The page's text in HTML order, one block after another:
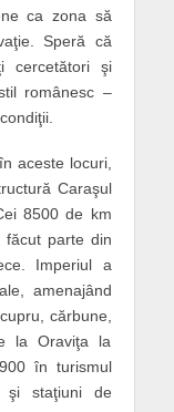
ca zona să
Speră că
cercetători şi
românesc –
aceste locuri,
Caraşul
8500 de km
făcut parte din
Imperiul a
amenajând
cărbune,
la Oraviţa la
în turismul
şi staţiuni de